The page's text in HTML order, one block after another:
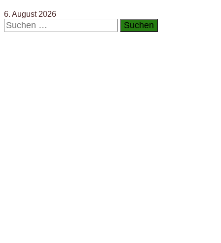
6. August 2026
Suchen
nach: